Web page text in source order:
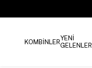
KOMBİNLERYENİ
GELENLER